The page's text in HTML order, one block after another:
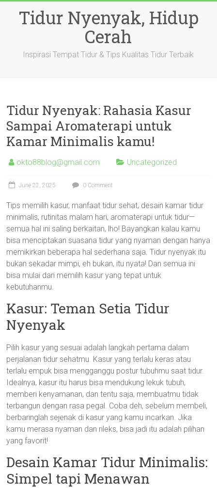
contentTidur Nyenyak, Hidup
Cerah
Inspirasi Tempat Tidur & Tips Kualitas Tidur Terbaik
Tidur Nyenyak: Rahasia Kasur
Sampai Aromaterapi untuk
Kamar Minimalis kamu!
okto88blog@gmail.com Uncategorized
June 22, 2025 0 Comment
Tips memilih kasur, manfaat tidur sehat, desain kamar tidur
minimalis, rutinitas malam hari, aromaterapi untuk tidur—
semua hal ini saling berkaitan, lho! Bayangkan kalau kamu
bisa menciptakan suasana tidur yang nyaman dengan hanya
memikirkan beberapa hal sederhana saja. Tidur nyenyak itu
bukan sekadar mimpi, eh bukan, itu nyata! Dan semua ini
bisa mulai dari memilih kasur yang tepat untuk
kebutuhanmu.
Kasur: Teman Setia Tidur
Nyenyak
Pilih kasur yang sesuai adalah langkah pertama dalam
perjalanan tidur sehatmu. Kasur yang terlalu keras atau
terlalu empuk bisa mengganggu postur tubuhmu saat tidur.
Idealnya, kasur itu harus bisa mendukung lekuk tubuh,
memberi kenyamanan, dan tentu saja, membuatmu tidak
terbangun dengan rasa pegal. Coba deh, sebelum membeli,
berbaringlah sejenak di kasur yang kamu incarkan. Jika
kamu merasa nyaman dan rileks, bisa jadi itu adalah pilihan
yang favorit!
Desain Kamar Tidur Minimalis:
Simpel tapi Menawan